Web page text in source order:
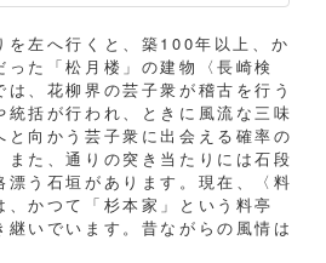
を左へ行くと、築100年以上、か
た「松月楼」の建物〈長崎検
、花柳界の芸子衆が稽古を行う
統括が行われ、ときに風流な三味
向かう芸子衆に出会える確率の
た、通りの突き当たりには石段
う石垣があります。現在、〈料
かつて「杉本家」という料亭
いでいます。昔ながらの風情は